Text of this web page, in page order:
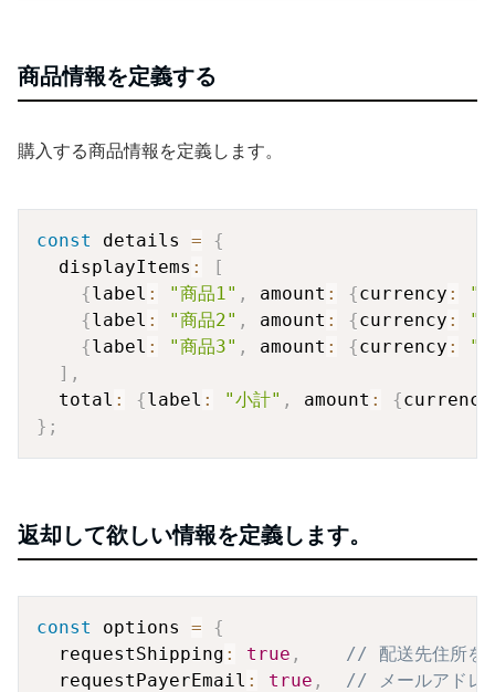
商品情報を定義する
購入する商品情報を定義します。
const details =
{
  displayItems
:
[
{label : "商品1" , amount : {currency :
{label : "商品2" , amount : {currency :
{label : "商品3" , amount : {currency :
] ,
  total
: {label : "小計" , amount : {currency
} ;
返却して欲しい情報を定義します。
const options =
{
  requestShipping
: true ,
// 配送先住所を
  requestPayerEmail
: true ,
// メールアドレ